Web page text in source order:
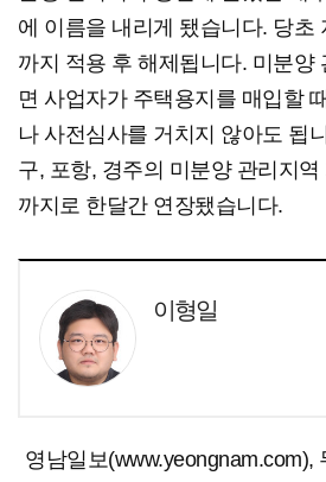
에 이름을 내리게 됐습니다. 당초
까지 적용 후 해제됩니다. 미분양
면 사업자가 주택용지를 매입할
나 사전심사를 거치지 않아도 됩
구, 포항, 경주의 미분양 관리지
까지로 한달간 연장됐습니다.
이형일
영남일보(www.yeongnam.com),